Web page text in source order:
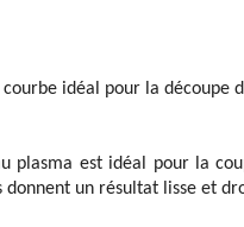
idéal pour la découpe
est idéal pour la
donnent un résultat lisse et